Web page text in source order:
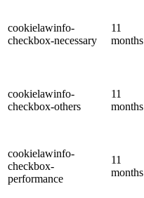
cookielawinfo-
checkbox-necessary
11
months
cookielawinfo-
checkbox-others
11
months
cookielawinfo-
checkbox-
performance
11
months